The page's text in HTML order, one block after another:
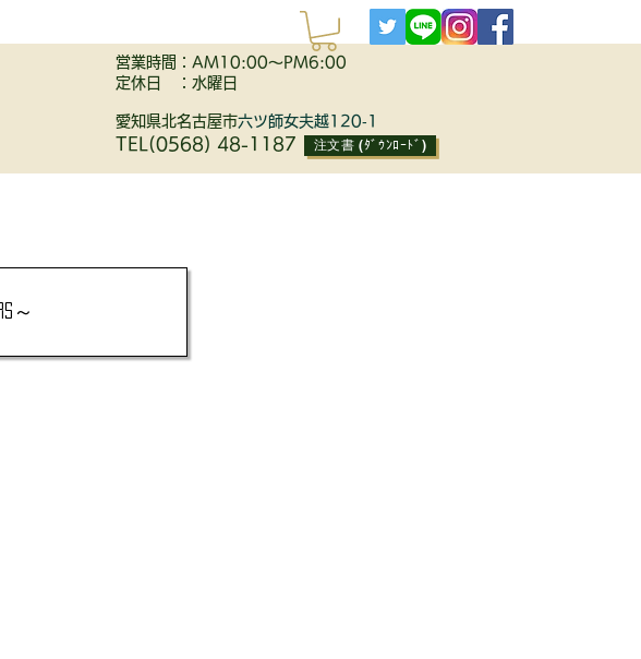
営業時間：AM10:00～PM6:00
定休日 ：水曜日
愛知県北名古屋市六ツ師女夫越120‐1
TEL(0568) 48-1187 注文書 (ﾀﾞｳﾝﾛｰﾄﾞ)
～